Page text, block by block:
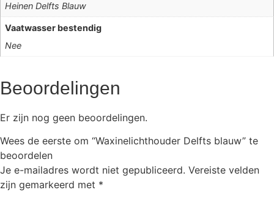
Heinen Delfts Blauw
Vaatwasser bestendig
Nee
Beoordelingen
Er zijn nog geen beoordelingen.
Wees de eerste om “Waxinelichthouder Delfts blauw” te
beoordelen
Je e-mailadres wordt niet gepubliceerd. Vereiste velden
zijn gemarkeerd met *